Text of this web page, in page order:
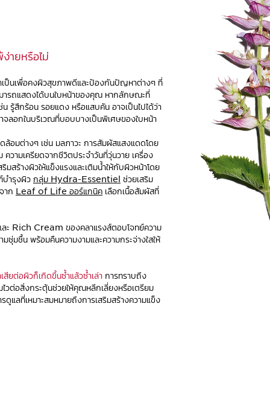
ายหรือไม่
ป็นเพื่อคงผิวสุขภาพดีและป้องกันปัญหาต่างๆ ที่
ารถแสดงได้บนใบหน้าของคุณ หากลักษณะที่
รู้สึกร้อน รอยแดง หรือแสบคัน อาจเป็นไปได้ว่า
ลอกในบริเวณที่บอบบางเป็นพิเศษของใบหน้า
ล้อมต่างๆ เช่น มลภาวะ การสัมผัสแสงแดดโดย
วามเครียดจากชีวิตประจำวันที่วุ่นวาย เครื่อง
สร้างผิวให้แข็งแรงและเติมน้ำให้กับผิวหน้าโดย
ำรุงผิว กลุ่ม Hydra-Essentiel ช่วยเสริม
าก Leaf of Life ออร์แกนิค เลือกเนื้อสัมผัสที่
Rich Cream ของคลาแรงส์ตอบโจทย์ความ
มชื้น พร้อมคืนความงามและความกระจ่างใสให้
ยต่อผิวก็เกิดขึ้นซ้ำแล้วซ้ำเล่า การทราบถึง
วต่อสิ่งกระตุ้นช่วยให้คุณหลีกเลี่ยงหรือเตรียม
รดูแลที่เหมาะสมหมายถึงการเสริมสร้างความแข็ง